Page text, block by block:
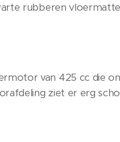
rubberen
van 425 cc die
ziet er erg